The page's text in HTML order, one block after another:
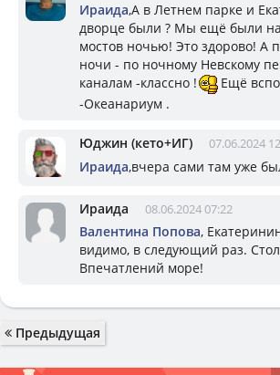
Ираида,А в Летнем парке и
дворце были ? Мы ещё были
мостов ночью! Это здорово! А
ночи - по ночному Невскому
каналам -классно !
Ещё
-Океанариум .
Юджин (кето+ИГ) 07.06.2024
Ираида,вчера сами там уже
Ираида 08.06.2024 07:22
Валентина Попова,
видимо, в следующий раз.
Впечатлений море!
Предыдущая